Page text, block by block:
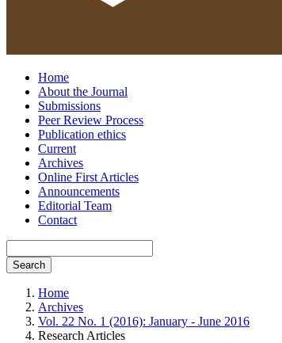
Home
About the Journal
Submissions
Peer Review Process
Publication ethics
Current
Archives
Online First Articles
Announcements
Editorial Team
Contact
Search
Home
Archives
Vol. 22 No. 1 (2016): January - June 2016
Research Articles